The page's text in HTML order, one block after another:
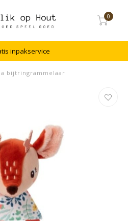
0
inpakservice
bijtringrammelaar